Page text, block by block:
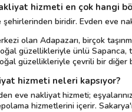
hizmeti en çok hangi
şehirlerinden biridir. Evden eve
olan Adapazarı, birçok
güzellikleriyle ünlü Sapanca,
güzellikleriyle çevrili bir
hizmeti neleri kapsıyor?
eve nakliyat hizmeti;
hizmetlerini içerir.